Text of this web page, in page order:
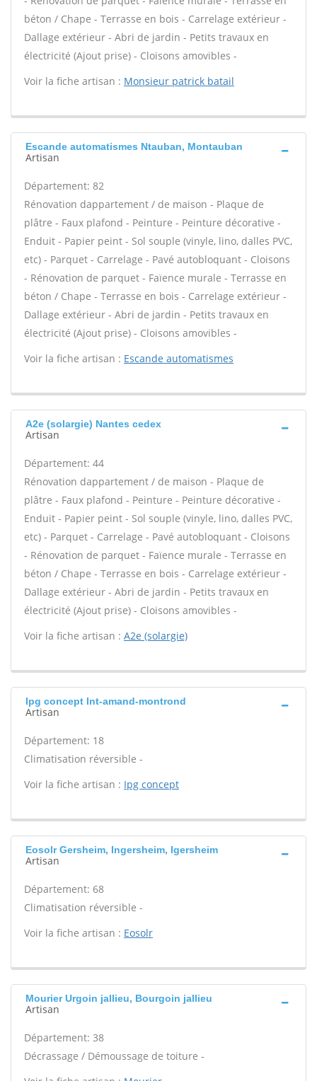
béton / Chape - Terrasse en bois - Carrelage extérieur -
Dallage extérieur - Abri de jardin - Petits travaux en
électricité (Ajout prise) - Cloisons amovibles -
Voir la fiche artisan : Monsieur patrick batail
Escande automatismes Ntauban, Montauban
Artisan
Département: 82
Rénovation dappartement / de maison - Plaque de
plâtre - Faux plafond - Peinture - Peinture décorative -
Enduit - Papier peint - Sol souple (vinyle, lino, dalles PVC,
etc) - Parquet - Carrelage - Pavé autobloquant - Cloisons
- Rénovation de parquet - Faïence murale - Terrasse en
béton / Chape - Terrasse en bois - Carrelage extérieur -
Dallage extérieur - Abri de jardin - Petits travaux en
électricité (Ajout prise) - Cloisons amovibles -
Voir la fiche artisan : Escande automatismes
A2e (solargie) Nantes cedex
Artisan
Département: 44
Rénovation dappartement / de maison - Plaque de
plâtre - Faux plafond - Peinture - Peinture décorative -
Enduit - Papier peint - Sol souple (vinyle, lino, dalles PVC,
etc) - Parquet - Carrelage - Pavé autobloquant - Cloisons
- Rénovation de parquet - Faïence murale - Terrasse en
béton / Chape - Terrasse en bois - Carrelage extérieur -
Dallage extérieur - Abri de jardin - Petits travaux en
électricité (Ajout prise) - Cloisons amovibles -
Voir la fiche artisan : A2e (solargie)
Ipg concept Int-amand-montrond
Artisan
Département: 18
Climatisation réversible -
Voir la fiche artisan : Ipg concept
Eosolr Gersheim, Ingersheim, Igersheim
Artisan
Département: 68
Climatisation réversible -
Voir la fiche artisan : Eosolr
Mourier Urgoin jallieu, Bourgoin jallieu
Artisan
Département: 38
Décrassage / Démoussage de toiture -